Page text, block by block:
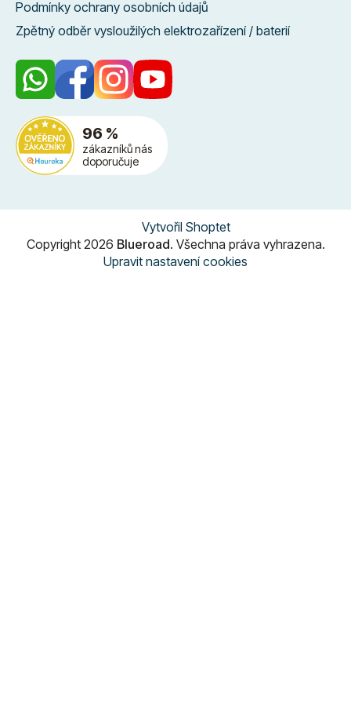
Podmínky ochrany osobních údajů
Zpětný odběr vysloužilých elektrozařízení / baterií
96 %
zákazníků nás
doporučuje
Vytvořil Shoptet
Copyright 2026 Blueroad. Všechna práva vyhrazena.
Upravit nastavení cookies